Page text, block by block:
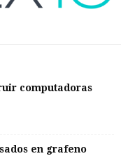
computadoras
en grafeno